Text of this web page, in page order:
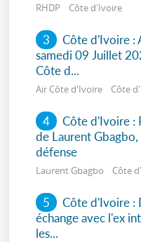
RHDP Côte d'Ivoire
3 Côte d'Ivoire :
samedi 09 Juillet
Côte d...
Air Côte d'Ivoire Côte
4 Côte d'Ivoire :
de Laurent
défense
Laurent Gbagbo Côte
5 Côte d'Ivoire :
échange avec l'ex
les...